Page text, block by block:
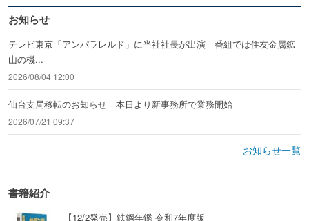
お知らせ
テレビ東京「アンパラレルド」に当社社長が出演 番組では住友金属鉱
山の機...
2026/08/04 12:00
仙台支局移転のお知らせ 本日より新事務所で業務開始
2026/07/21 09:37
お知らせ一覧
書籍紹介
【12/2発売】鉄鋼年鑑 令和7年度版